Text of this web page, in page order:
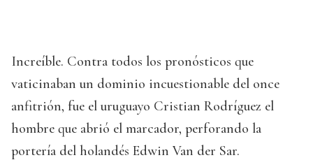
Increíble. Contra todos los pronósticos que
vaticinaban un dominio incuestionable del once
anfitrión, fue el uruguayo Cristian Rodríguez el
hombre que abrió el marcador, perforando la
portería del holandés Edwin Van der Sar.